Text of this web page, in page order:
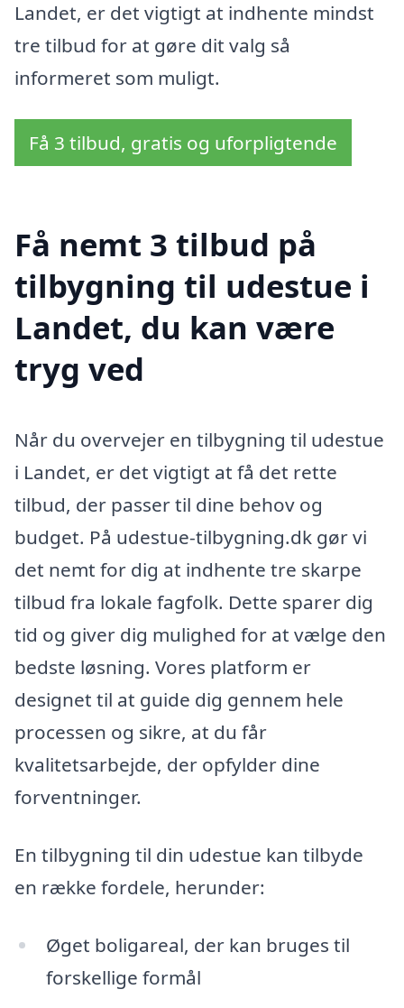
Landet, er det vigtigt at indhente mindst
tre tilbud for at gøre dit valg så
informeret som muligt.
Få 3 tilbud, gratis og uforpligtende
Få nemt 3 tilbud på
tilbygning til udestue i
Landet, du kan være
tryg ved
Når du overvejer en tilbygning til udestue
i Landet, er det vigtigt at få det rette
tilbud, der passer til dine behov og
budget. På udestue-tilbygning.dk gør vi
det nemt for dig at indhente tre skarpe
tilbud fra lokale fagfolk. Dette sparer dig
tid og giver dig mulighed for at vælge den
bedste løsning. Vores platform er
designet til at guide dig gennem hele
processen og sikre, at du får
kvalitetsarbejde, der opfylder dine
forventninger.
En tilbygning til din udestue kan tilbyde
en række fordele, herunder:
Øget boligareal, der kan bruges til
forskellige formål